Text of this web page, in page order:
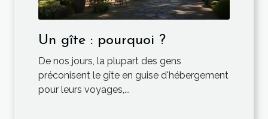
Un gîte : pourquoi ?
De nos jours, la plupart des gens
préconisent le gîte en guise d'hébergement
pour leurs voyages,...